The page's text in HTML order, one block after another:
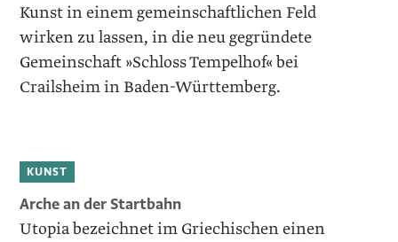
Kunst in einem gemeinschaftlichen Feld
wirken zu lassen, in die neu gegründete
Gemeinschaft »Schloss Tempelhof« bei
Crailsheim in Baden-Württemberg.
KUNST
Arche an der Startbahn
Utopia bezeichnet im Griechischen einen